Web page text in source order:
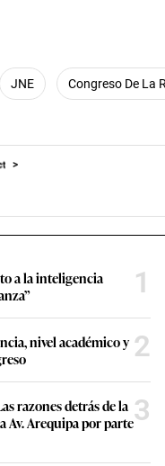
JNE Congreso De La
a la inteligencia
1
nivel académico y 2
razones detrás de la
Av. Arequipa por parte3